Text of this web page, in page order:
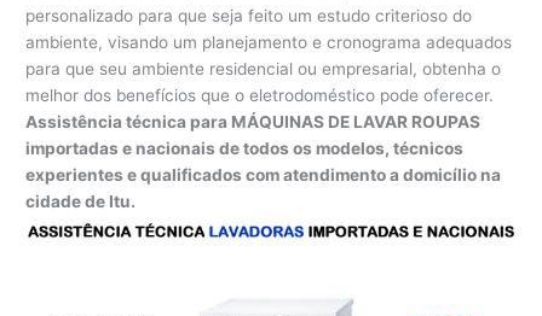
personalizado para que seja feito um estudo criterioso do
ambiente, visando um planejamento e cronograma adequados
para que seu ambiente residencial ou empresarial, obtenha o
melhor dos benefícios que o eletrodoméstico pode oferecer.
Assistência técnica para MÁQUINAS DE LAVAR ROUPAS
importadas e nacionais de todos os modelos, técnicos
experientes e qualificados com atendimento a domicílio na
cidade de Itu.